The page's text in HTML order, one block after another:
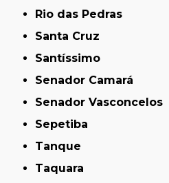
Rio das Pedras
Santa Cruz
Santíssimo
Senador Camará
Senador Vasconcelos
Sepetiba
Tanque
Taquara